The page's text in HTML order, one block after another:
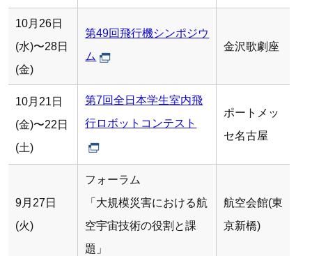
10月26日
(水)〜28日
(金)
第49回飛行機シンポジウ
ム
金沢歌劇座
10月21日
(金)〜22日
(土)
第7回全日本学生室内飛
行ロボットコンテスト
ポートメッ
セ名古屋
9月27日
(火)
フォーラム
「大規模災害における航
空宇宙技術の役割と課
題」
航空会館(東
京新橋)